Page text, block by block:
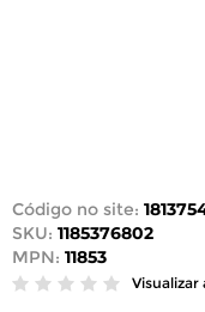
Código no site:
SKU: 1185376802
MPN: 11853
Visualizar